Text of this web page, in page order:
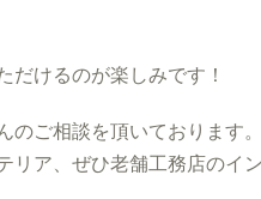
だけるのが楽しみです！
ご相談を頂いております。
リア、ぜひ老舗工務店のイ